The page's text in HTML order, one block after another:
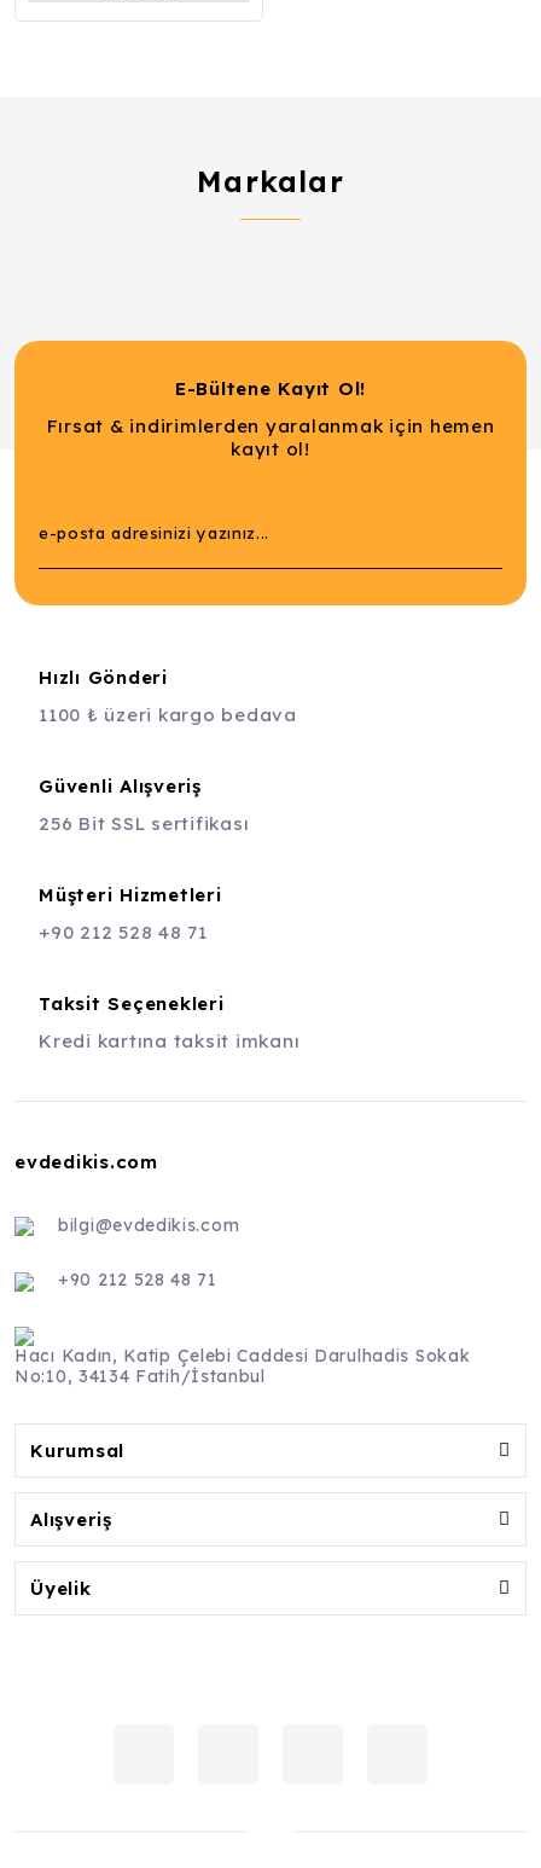
Markalar
E-Bültene Kayıt Ol!
Fırsat & indirimlerden yaralanmak için hemen
kayıt ol!
Hızlı Gönderi
1100 ₺ üzeri kargo bedava
Güvenli Alışveriş
256 Bit SSL sertifikası
Müşteri Hizmetleri
+90 212 528 48 71
Taksit Seçenekleri
Kredi kartına taksit imkanı
evdedikis.com
bilgi@evdedikis.com
+90 212 528 48 71
Hacı Kadın, Katip Çelebi Caddesi Darulhadis Sokak
No:10, 34134 Fatih/İstanbul
Kurumsal
Alışveriş
Üyelik